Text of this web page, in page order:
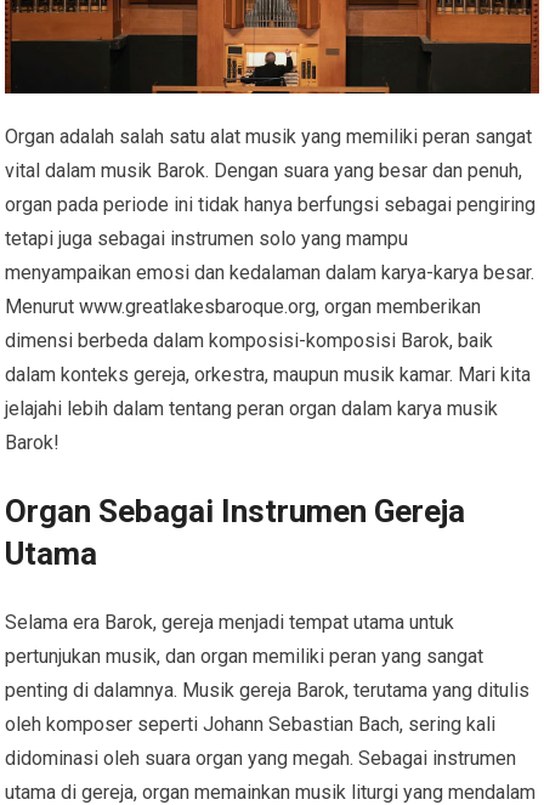
Organ adalah salah satu alat musik yang memiliki peran sangat
vital dalam musik Barok. Dengan suara yang besar dan penuh,
organ pada periode ini tidak hanya berfungsi sebagai pengiring
tetapi juga sebagai instrumen solo yang mampu
menyampaikan emosi dan kedalaman dalam karya-karya besar.
Menurut www.greatlakesbaroque.org, organ memberikan
dimensi berbeda dalam komposisi-komposisi Barok, baik
dalam konteks gereja, orkestra, maupun musik kamar. Mari kita
jelajahi lebih dalam tentang peran organ dalam karya musik
Barok!
Organ Sebagai Instrumen Gereja
Utama
Selama era Barok, gereja menjadi tempat utama untuk
pertunjukan musik, dan organ memiliki peran yang sangat
penting di dalamnya. Musik gereja Barok, terutama yang ditulis
oleh komposer seperti Johann Sebastian Bach, sering kali
didominasi oleh suara organ yang megah. Sebagai instrumen
utama di gereja, organ memainkan musik liturgi yang mendalam